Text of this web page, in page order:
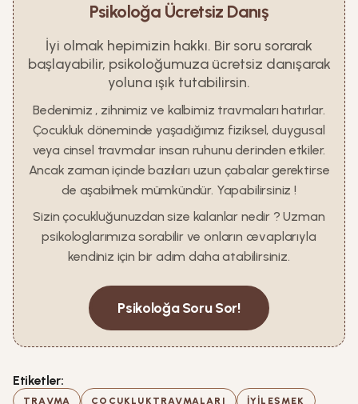
Psikoloğa Ücretsiz Danış
İyi olmak hepimizin hakkı. Bir soru sorarak
başlayabilir, psikoloğumuza ücretsiz danışarak
yoluna ışık tutabilirsin.
Bedenimiz , zihnimiz ve kalbimiz travmaları hatırlar.
Çocukluk döneminde yaşadığımız fiziksel, duygusal
veya cinsel travmalar insan ruhunu derinden etkiler.
Ancak zaman içinde bazıları uzun çabalar gerektirse
de aşabilmek mümkündür. Yapabilirsiniz !
Sizin çocukluğunuzdan size kalanlar nedir ? Uzman
psikologlarımıza sorabilir ve onların cevaplarıyla
kendiniz için bir adım daha atabilirsiniz.
Psikoloğa Soru Sor!
Etiketler:
TRAVMA ÇOCUKLUKTRAVMALARI IYILEŞMEK